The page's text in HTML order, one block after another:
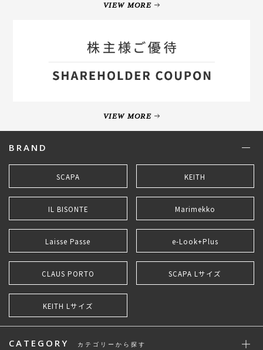
VIEW MORE
VIEW MORE
BRAND
SCAPA KEITH
IL BISONTE Marimekko
Laisse Passe e-Look+Plus
CLAUS PORTO SCAPA Lサイズ
KEITH Lサイズ
CATEGORY カテゴリーから探す